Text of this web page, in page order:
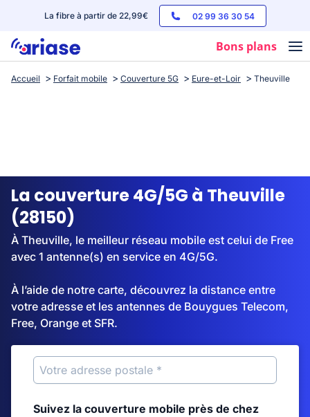
La fibre à partir de 22,99€ 02 99 36 30 54
Bons plans
Box internet
Streaming
Accueil Forfait mobile Couverture 5G Eure-et-Loir Theuville
La couverture 4G/5G à Theuville
(28150)
À Theuville, le meilleur réseau mobile est celui de Free
avec 1 antenne(s) en service en 4G/5G.
À l’aide de notre carte, découvrez la distance entre
votre adresse et les antennes de Bouygues Telecom,
Free, Orange et SFR.
Suivez la couverture mobile près de chez